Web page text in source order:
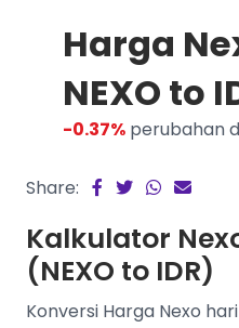
Harga
NEXO to
-0.37% perubahan
Share:
Kalkulator
(NEXO to IDR)
Konversi Harga Nexo